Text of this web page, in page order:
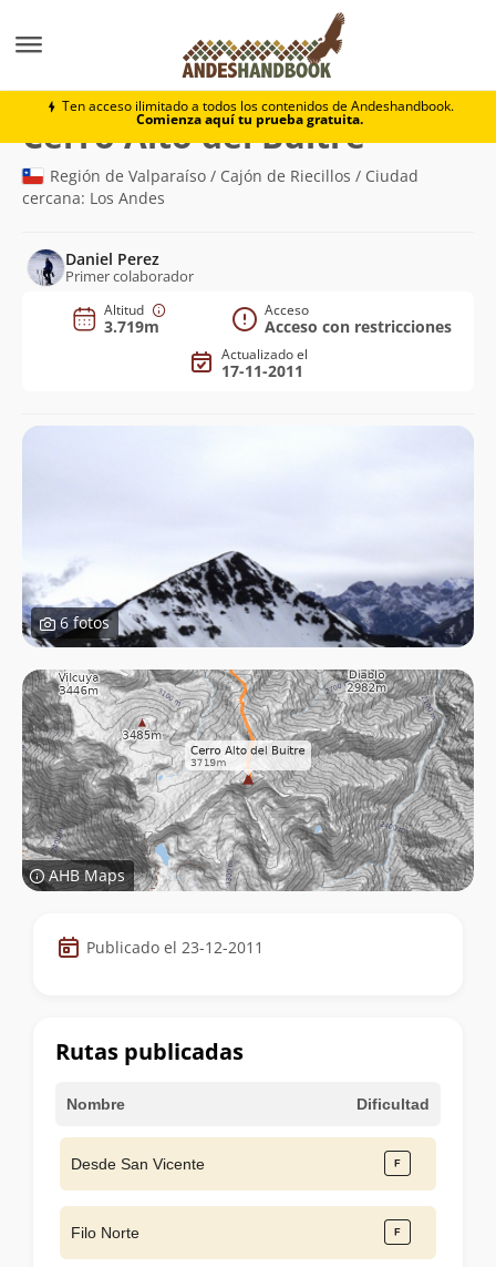
Ten acceso ilimitado a todos los contenidos de Andeshandbook.
Comienza aquí tu prueba gratuita.
Cerro Alto del Buitre
Cerro Alto del Buitre
Región de Valparaíso / Cajón de Riecillos / Ciudad
cercana: Los Andes
Daniel Perez
Primer colaborador
Altitud
3.719m
Acceso
Acceso con restricciones
Actualizado el
17-11-2011
6 fotos
AHB Maps
Datos
de
cumbre
Publicado el 23-12-2011
Rutas publicadas
Nombre Dificultad
Desde San Vicente
Filo Norte